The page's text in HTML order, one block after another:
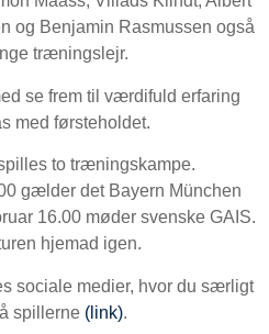
og Benjamin Rasmussen også
træningslejr.
se frem til værdifuld erfaring
med førsteholdet.
to træningskampe.
gælder det Bayern München
16.00 møder svenske GAIS.
hjemad igen.
sociale medier, hvor du særligt
spillerne (link).